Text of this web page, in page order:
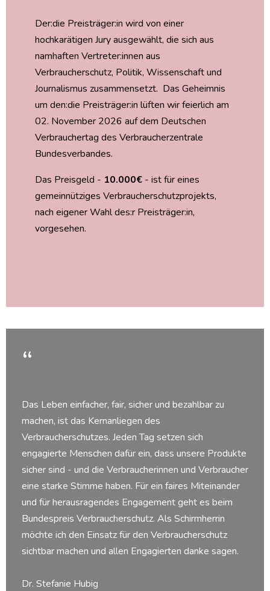
Der:die Preisträger:in wird von einer
hochkarätigen Jury ausgewählt, die sich aus
namhaften Vertreter:innen aus
Verbraucherschutz, Politik, Wissenschaft und
Journalismus zusammensetzt. Das Geheimnis
um den:die Preisträger:in lüften wir feierlich am
02. November 2026 auf dem Deutschen
Verbrauchertag des Verbraucherzentrale
Bundesverbandes.
Das Preisgeld - 10.000€ - ist für eines
gemeinnütziges Verbraucherschutzprojekts,
nach eigener Wahl des:r Preisträger:in,
vorgesehen.
“
Das Leben einfacher, fair, sicher und bezahlbar zu
machen, ist das Kernanliegen des
Verbraucherschutzes. Jeden Tag setzen sich
engagierte Menschen dafür ein, dass unsere Produkte
sicher sind - und die Verbraucherinnen und Verbraucher
eine starke Stimme haben. Für ein faires Miteinander
und für herausragendes Engagement geht es beim
Bundespreis Verbraucherschutz. Als Schirmherrin
möchte ich den Einsatz für den Verbraucherschutz
sichtbar machen und allen Engagierten danke sagen.
Dr. Stefanie Hubig